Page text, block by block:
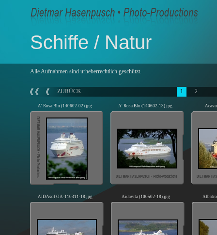
Schiffe / Natur
Alle Aufnahmen sind urheberrechtlich geschützt.
ZURÜCK 1 2
A' Rosa Blu (140602-02).jpg A' Rosa Blu (140602-13).jpg
AIDAsol OA-110311-18.jpg Aidavita (100502-18).jpg